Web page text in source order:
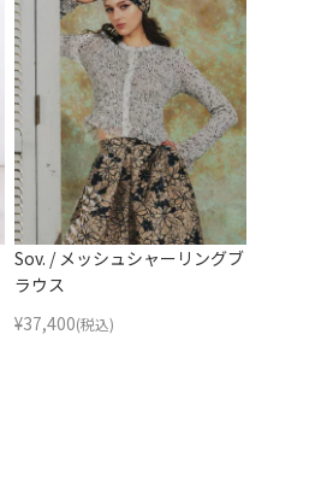
Sov. / メッシュシャーリングブ
ラウス
¥37,400(税込)